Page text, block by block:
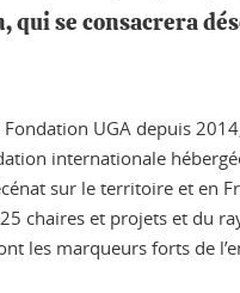
qui se consacrera
UGA depuis
internationale
sur le territoire et en
chaires et projets et du
les marqueurs forts de